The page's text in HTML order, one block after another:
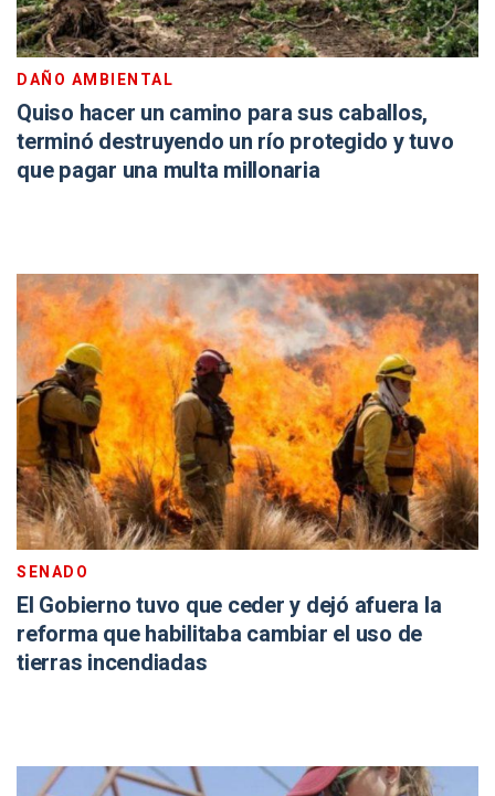
DAÑO AMBIENTAL
Quiso hacer un camino para sus caballos,
terminó destruyendo un río protegido y tuvo
que pagar una multa millonaria
SENADO
El Gobierno tuvo que ceder y dejó afuera la
reforma que habilitaba cambiar el uso de
tierras incendiadas